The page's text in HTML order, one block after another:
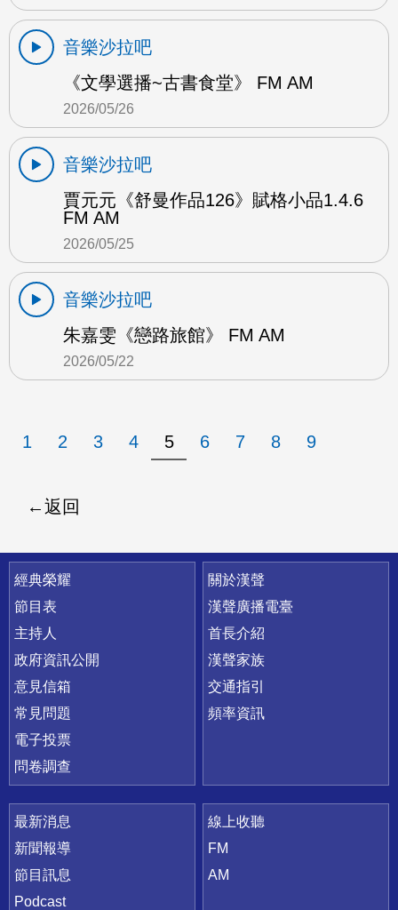
音樂沙拉吧
《文學選播~古書食堂》 FM AM
2026/05/26
音樂沙拉吧
賈元元《舒曼作品126》賦格小品1.4.6
FM AM
2026/05/25
音樂沙拉吧
朱嘉雯《戀路旅館》 FM AM
2026/05/22
1 2 3 4 5 6 7 8 9
返回
快速連結
經典榮耀
節目表
主持人
政府資訊公開
意見信箱
常見問題
電子投票
問卷調查
關於漢聲
漢聲廣播電臺
首長介紹
漢聲家族
交通指引
頻率資訊
最新消息
新聞報導
節目訊息
Podcast
線上收聽
FM
AM